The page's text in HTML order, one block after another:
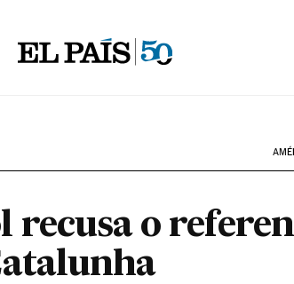
recusa o